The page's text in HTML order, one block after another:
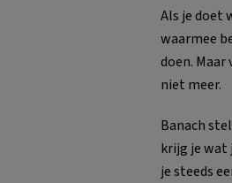
Als je doet
waarmee
doen.
niet meer.
Banach
krijg je wat
je steeds